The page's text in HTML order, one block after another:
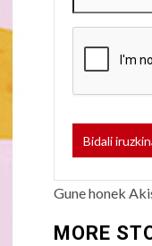
Gune honek
MORE